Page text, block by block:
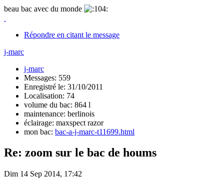
beau bac avec du monde
Répondre en citant le message
j-marc
j-marc
Messages: 559
Enregistré le: 31/10/2011
Localisation: 74
volume du bac: 864 l
maintenance: berlinois
éclairage: maxspect razor
mon bac: bac-a-j-marc-t11699.html
Re: zoom sur le bac de houms
Dim 14 Sep 2014, 17:42